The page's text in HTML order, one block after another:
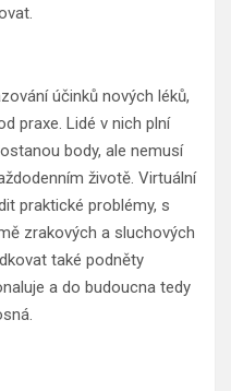
účinků nových léků,
praxe. Lidé v nich plní
body, ale nemusí
životě. Virtuální
praktické problémy, s
zrakových a sluchových
také podněty
a do budoucna tedy